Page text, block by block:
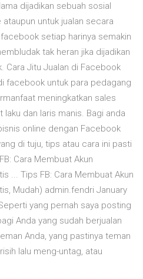
dijadikan sebuah sosial
untuk jualan secara
setiap harinya semakin
tak heran jika dijadikan
Cara Jitu Jualan di Facebook
facebook untuk para pedagang
meningkatkan sales
dan laris manis. Bagi anda
online dengan Facebook
di tuju, tips atau cara ini pasti
Cara Membuat Akun
... Tips FB: Cara Membuat Akun
Mudah) admin.fendri January
yang pernah saya posting
Anda yang sudah berjualan
Anda, yang pastinya teman
lalu meng-untag, atau